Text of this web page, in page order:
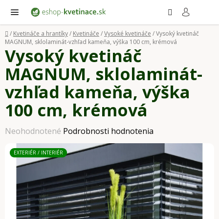
obsah
Domov
/ Kvetináče a hrantíky/ Kvetináče /Vysoké kvetináče /Vysoký kvetináč
MAGNUM, sklolaminát-vzhľad kameňa, výška 100 cm, krémová
Vysoký kvetináč
MAGNUM, sklolaminát-
vzhľad kameňa, výška
100 cm, krémová
Priemerné
hodnotenie
produktu
Neohodnotené Podrobnosti hodnotenia
EXTERIÉR / INTERIÉR